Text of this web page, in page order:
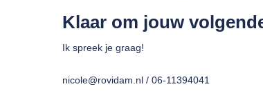
Klaar om jouw
Ik spreek je graag!
nicole@rovidam.nl / 06-11394041